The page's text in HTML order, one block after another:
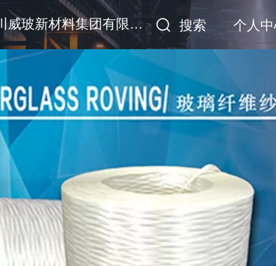
四川威玻新材料集团有限公司 搜索 个人